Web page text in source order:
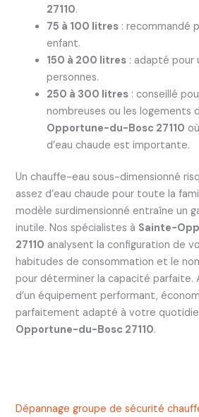
27110.
75 à 100 litres: recommandé
enfant.
150 à 200 litres: adapté pour
personnes.
250 à 300 litres: conseillé
nombreuses ou les logements
Opportune-du-Bosc 27110
d’eau chaude est importante.
Un chauffe-eau sous-dimensionné
assez d’eau chaude pour toute la
modèle surdimensionné entraîne un
inutile. Nos spécialistes à Sainte-
27110 analysent la configuration de
habitudes de consommation et le
pour déterminer la capacité parfaite.
d’un équipement performant,
parfaitement adapté à votre
Opportune-du-Bosc 27110.
Dépannage groupe de sécurité